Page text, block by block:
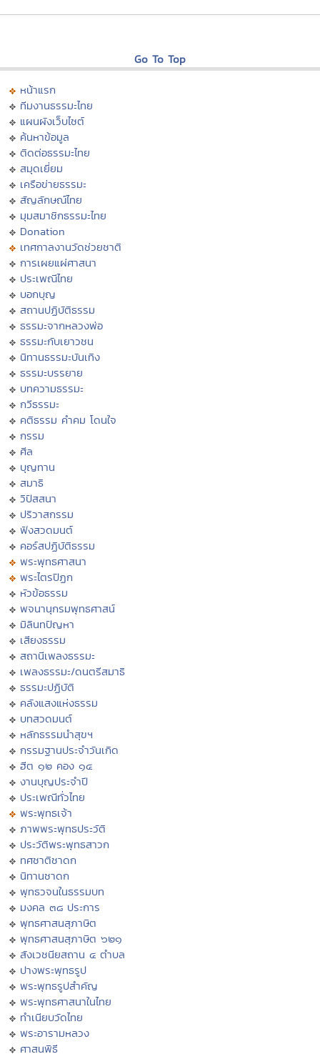
Go To Top
หน้าแรก
ทีมงานธรรมะไทย
แผนผังเว็บไซต์
ค้นหาข้อมูล
ติดต่อธรรมะไทย
สมุดเยี่ยม
เครือข่ายธรรมะ
สัญลักษณ์ไทย
มุมสมาชิกธรรมะไทย
Donation
เทศกาลงานวัดช่วยชาติ
การเผยแผ่ศาสนา
ประเพณีไทย
บอกบุญ
สถานปฏิบัติธรรม
ธรรมะจากหลวงพ่อ
ธรรมะกับเยาวชน
นิทานธรรมะบันเทิง
ธรรมะบรรยาย
บทความธรรมะ
กวีธรรมะ
คติธรรม คำคม โดนใจ
กรรม
ศีล
บุญทาน
สมาธิ
วิปัสสนา
ปริวาสกรรม
ฟังสวดมนต์
คอร์สปฏิบัติธรรม
พระพุทธศาสนา
พระไตรปิฏก
หัวข้อธรรม
พจนานุกรมพุทธศาสน์
มิลินทปัญหา
เสียงธรรม
สถานีเพลงธรรมะ
เพลงธรรมะ/ดนตรีสมาธิ
ธรรมะปฏิบัติ
คลังแสงแห่งธรรม
บทสวดมนต์
หลักธรรมนำสุขฯ
กรรมฐานประจำวันเกิด
ฮีต ๑๒ คอง ๑๔
งานบุญประจำปี
ประเพณีทั่วไทย
พระพุทธเจ้า
ภาพพระพุทธประวัติ
ประวัติพระพุทธสาวก
ทศชาติชาดก
นิทานชาดก
พุทธวจนในธรรมบท
มงคล ๓๘ ประการ
พุทธศาสนสุภาษิต
พุทธศาสนสุภาษิต ๖๒๑
สังเวชนียสถาน ๔ ตำบล
ปางพระพุทธรูป
พระพุทธรูปสำคัญ
พระพุทธศาสนาในไทย
ทำเนียบวัดไทย
พระอารามหลวง
ศาสนพิธี